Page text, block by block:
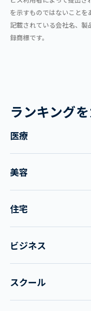
を示すものではないことを
記載されている会社名、
録商標です。
ランキング
医療
美容
住宅
ビジネス
スクール